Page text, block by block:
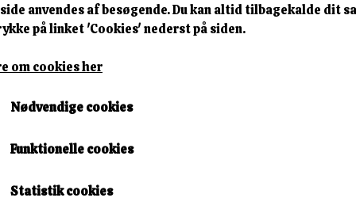
Abierta Fina Design
🎁 SPAR 10 % – KLIK
999,00 kr.
M/80B L/80B
anvendes af besøgende. Du kan altid tilbagekalde dit
på linket 'Cookies' nederst på siden.
om cookies her
Nødvendige cookies
Funktionelle cookies
Statistik cookies